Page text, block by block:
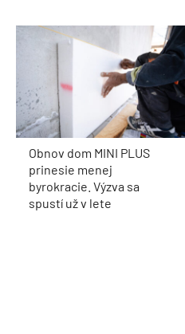
Obnov dom MINI PLUS
prinesie menej
byrokracie. Výzva sa
spustí už v lete